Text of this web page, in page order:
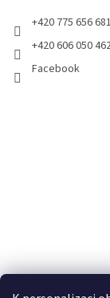
+420 775 656 681
+420 606 050
Facebook